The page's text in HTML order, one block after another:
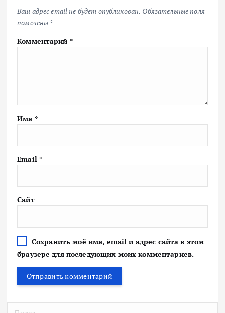
Ваш адрес email не будет опубликован. Обязательные поля
помечены *
Комментарий *
Имя *
Email *
Сайт
Сохранить моё имя, email и адрес сайта в этом
браузере для последующих моих комментариев.